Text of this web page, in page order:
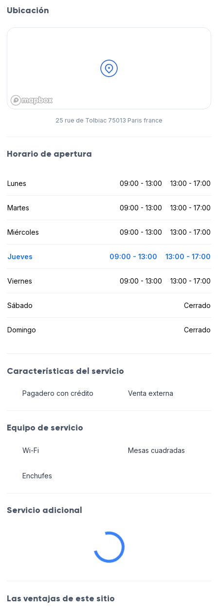
Ubicación
25 rue de Tolbiac 75013 Paris france
Horario de apertura
Lunes 09:00 - 13:00 13:00 - 17:00
Martes 09:00 - 13:00 13:00 - 17:00
Miércoles 09:00 - 13:00 13:00 - 17:00
Jueves 09:00 - 13:00 13:00 - 17:00
Viernes 09:00 - 13:00 13:00 - 17:00
Sábado Cerrado
Domingo Cerrado
Características del servicio
Pagadero con crédito Venta externa
Equipo de servicio
Wi-Fi
Enchufes
Mesas cuadradas
Servicio adicional
Las ventajas de este sitio